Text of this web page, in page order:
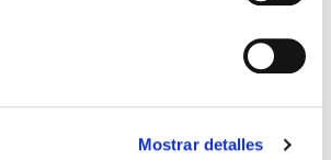
Mostrar detalles